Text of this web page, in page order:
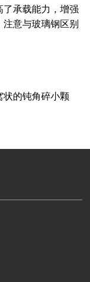
了承载能力，增强
意与玻璃钢区别
状的钝角碎小颗